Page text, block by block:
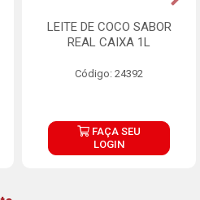
LEITE DE COCO SABOR
REAL CAIXA 1L
Código: 24392
FAÇA SEU
LOGIN